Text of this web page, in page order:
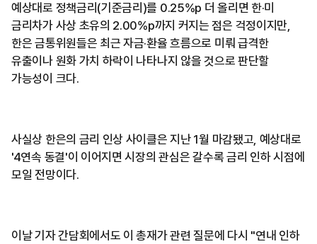
예상대로 정책금리(기준금리)를 0.25%p 더 올리면 한·미
금리차가 사상 초유의 2.00%p까지 커지는 점은 걱정이지만,
한은 금통위원들은 최근 자금·환율 흐름으로 미뤄 급격한
유출이나 원화 가치 하락이 나타나지 않을 것으로 판단할
가능성이 크다.
사실상 한은의 금리 인상 사이클은 지난 1월 마감됐고, 예상대로
'4연속 동결'이 이어지면 시장의 관심은 갈수록 금리 인하 시점에
모일 전망이다.
이날 기자 간담회에서도 이 총재가 관련 질문에 다시 "연내 인하